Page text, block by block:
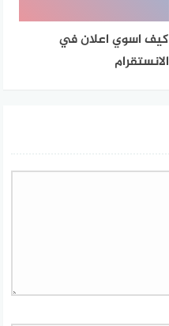
كيف اسوي اعلان في
الانستقرام